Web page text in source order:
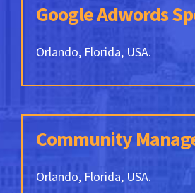
Google Adwords
Orlando, Florida, USA.
Community
Orlando, Florida, USA.